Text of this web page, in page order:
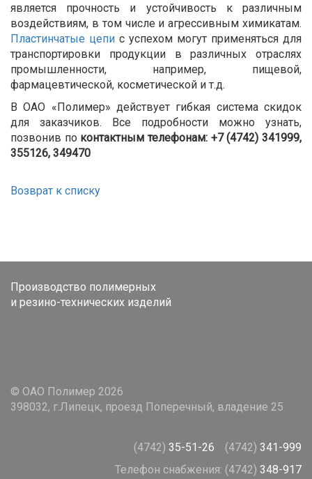
является прочность и устойчивость к различным
воздействиям, в том числе и агрессивным химикатам.
Пластинчатые цепи с успехом могут применяться для
транспортировки продукции в различных отраслях
промышленности, например, пищевой,
фармацевтической, косметической и т.д.
В ОАО «Полимер» действует гибкая система скидок
для заказчиков. Все подробности можно узнать,
позвонив по контактным телефонам: +7 (4742) 341999,
355126, 349470
Возврат к списку
Производство полимерных
и резино-технических изделий
© ОАО Полимер 2026
398032, г.Липецк, проезд Поперечный, владение 25
(4742) 35-51-26 (4742) 341-999
Телефон снабжения: (4742) 348-917